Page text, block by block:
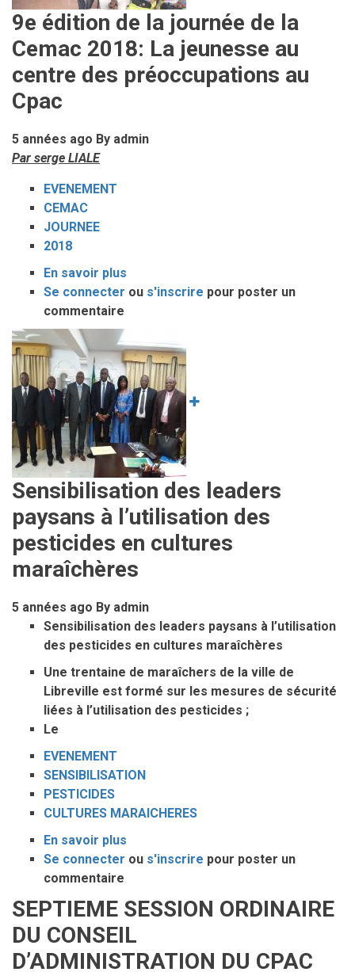
femmes
à
l’honneur
CPAC
9e édition de la journée de la
Cemac 2018: La jeunesse au
centre des préoccupations au
Cpac
5 années ago By admin
Par serge LIALE
EVENEMENT
CEMAC
JOURNEE
2018
En savoir plus
9e
la
journée
de
la
Cemac
2018:
La
jeunesse
au
centre
des
au
Se connecter ou s'inscrire pour poster un
commentaire
Image
Sensibilisation des leaders
paysans à l’utilisation des
pesticides en cultures
maraîchères
5 années ago By admin
Sensibilisation des leaders paysans à l’utilisation
des pesticides en cultures maraîchères
Une trentaine de maraîchers de la ville de
Libreville est formé sur les mesures de sécurité
liées à l’utilisation des pesticides ;
Le
EVENEMENT
SENSIBILISATION
PESTICIDES
CULTURES MARAICHERES
En savoir plus
Sensibilisation
leaders
paysans
l’utilisation
Se connecter ou s'inscrire pour poster un
commentaire
SEPTIEME SESSION ORDINAIRE
DU CONSEIL
D’ADMINISTRATION DU CPAC